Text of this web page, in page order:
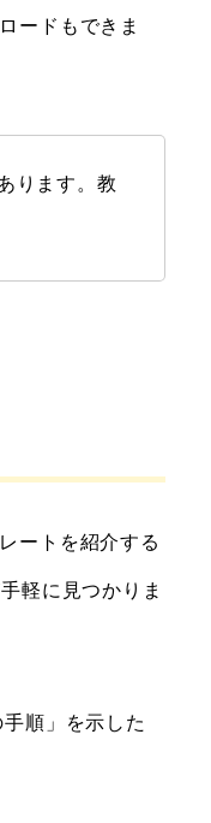
ードもできま
ります。教
ートを紹介する
軽に見つかりま
順」を示した